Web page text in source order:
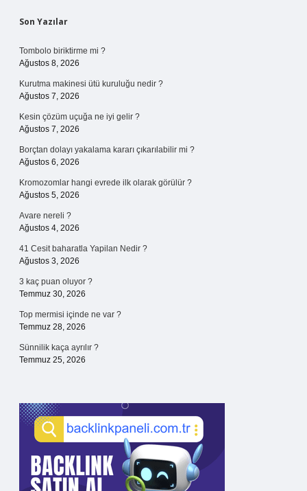
Sidebar
Son Yazılar
Tombolo biriktirme mi ?
Ağustos 8, 2026
Kurutma makinesi ütü kuruluğu nedir ?
Ağustos 7, 2026
Kesin çözüm uçuğa ne iyi gelir ?
Ağustos 7, 2026
Borçtan dolayı yakalama kararı çıkarılabilir mi ?
Ağustos 6, 2026
Kromozomlar hangi evrede ilk olarak görülür ?
Ağustos 5, 2026
Avare nereli ?
Ağustos 4, 2026
41 Cesit baharatla Yapilan Nedir ?
Ağustos 3, 2026
3 kaç puan oluyor ?
Temmuz 30, 2026
Top mermisi içinde ne var ?
Temmuz 28, 2026
Sünnilik kaça ayrılır ?
Temmuz 25, 2026